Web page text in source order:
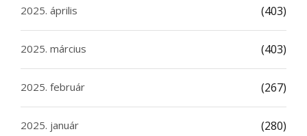
2025. április (403)
2025. március (403)
2025. február (267)
2025. január (280)